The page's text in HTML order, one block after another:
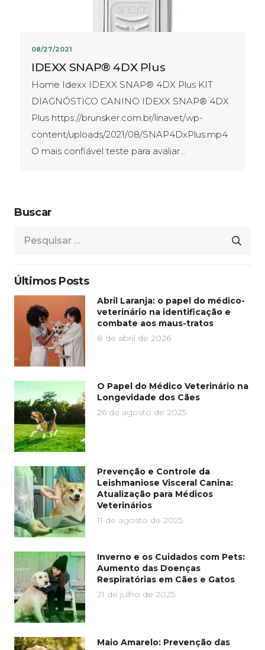
08/27/2021
IDEXX SNAP® 4DX Plus
Home Idexx IDEXX SNAP® 4DX Plus KIT
DIAGNÓSTICO CANINO IDEXX SNAP® 4DX
Plus https://brunsker.com.br/linavet/wp-
content/uploads/2021/08/SNAP4DxPlus.mp4
O mais confiável teste para avaliar…
Buscar
Pesquisar
Últimos Posts
Abril Laranja: o papel do médico-
veterinário na identificação e
combate aos maus-tratos
8 de abril de 2026
O Papel do Médico Veterinário na
Longevidade dos Cães
26 de agosto de 2025
Prevenção e Controle da
Leishmaniose Visceral Canina:
Atualização para Médicos
Veterinários
11 de agosto de 2025
Inverno e os Cuidados com Pets:
Aumento das Doenças
Respiratórias em Cães e Gatos
21 de julho de 2025
Maio Amarelo: Prevenção das